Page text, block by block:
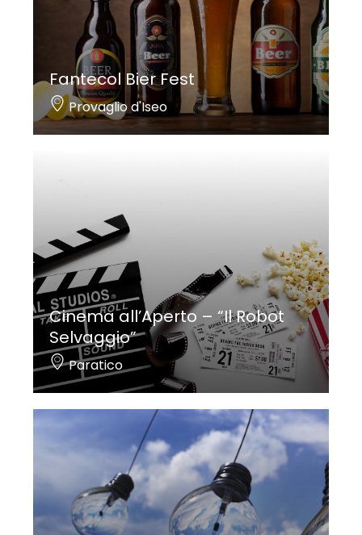
Fantecol Bier Fest
Provaglio d'Iseo
Cinema all’Aperto – “Il Robot
Selvaggio”
Paratico